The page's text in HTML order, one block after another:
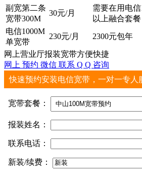
副宽第二条
宽带300M
30元/月
需要在用电信
以上融合套餐
电信1000M
单宽带
230元/月 2300元包年
网上营业厅报装宽带方便快捷
网上 预约 微信 联系 Q Q 咨询
快速预约安装电信宽带，一对一专人
宽带套餐：
报装姓名：
联系电话：
新装/续费：